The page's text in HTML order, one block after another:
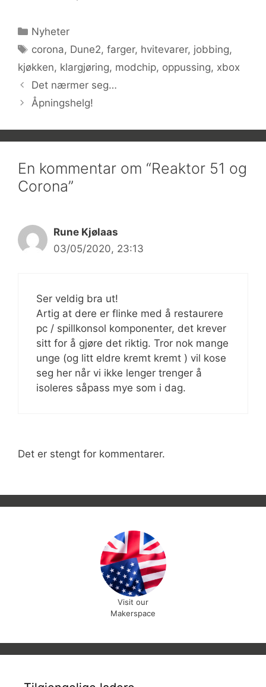
Kategorier
Nyheter
Stikkord
corona, Dune2,farger, hvitevarer, jobbing,
kjøkken, klargjøring, modchip, oppussing, xbox
Det nærmer seg…
Åpningshelg!
En kommentar om “Reaktor 51 og
Corona”
Rune Kjølaas
03/05/2020, 23:13
Ser veldig bra ut!
Artig at dere er flinke med å restaurere
pc / spillkonsol komponenter, det krever
sitt for å gjøre det riktig. Tror nok mange
unge (og litt eldre kremt kremt ) vil kose
seg her når vi ikke lenger trenger å
isoleres såpass mye som i dag.
Det er stengt for kommentarer.
Visit our
Makerspace